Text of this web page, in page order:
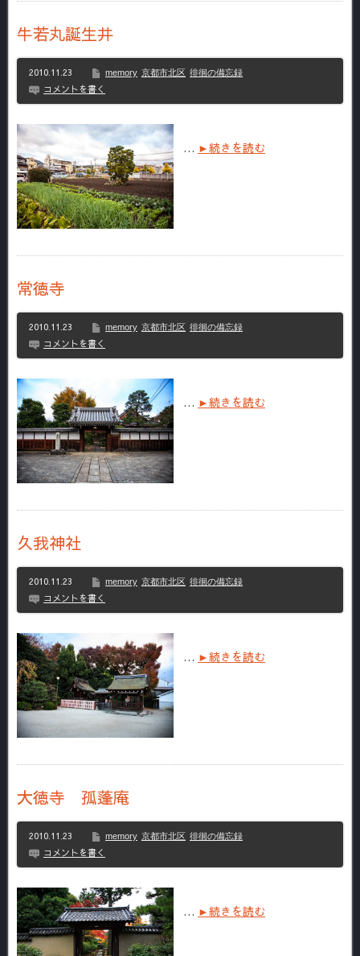
牛若丸誕生井
2010.11.23 memory 京都市北区 徘徊の備忘録
コメントを書く
… ►続きを読む
常徳寺
2010.11.23 memory 京都市北区 徘徊の備忘録
コメントを書く
… ►続きを読む
久我神社
2010.11.23 memory 京都市北区 徘徊の備忘録
コメントを書く
… ►続きを読む
大徳寺 孤蓬庵
2010.11.23 memory 京都市北区 徘徊の備忘録
コメントを書く
… ►続きを読む